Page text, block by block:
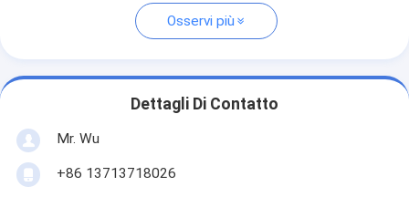
Osservi più
Dettagli Di Contatto
Mr. Wu
+86 13713718026